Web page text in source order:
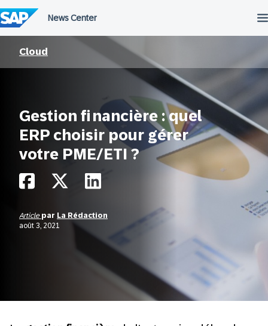
au
contenu
Cloud
Gestion financière : quel
ERP choisir pour gérer
votre PME/ETI ?
Article par La Rédaction
août 3, 2021